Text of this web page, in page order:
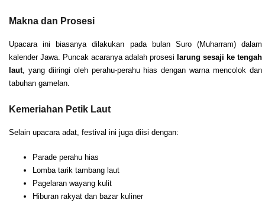
Makna dan Prosesi
Upacara ini biasanya dilakukan pada bulan Suro (Muharram) dalam
kalender Jawa. Puncak acaranya adalah prosesi larung sesaji ke tengah
laut, yang diiringi oleh perahu-perahu hias dengan warna mencolok dan
tabuhan gamelan.
Kemeriahan Petik Laut
Selain upacara adat, festival ini juga diisi dengan:
Parade perahu hias
Lomba tarik tambang laut
Pagelaran wayang kulit
Hiburan rakyat dan bazar kuliner